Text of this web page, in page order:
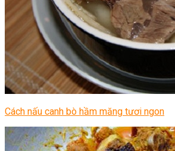
Cách nấu canh bò hầm măng tươi ngon